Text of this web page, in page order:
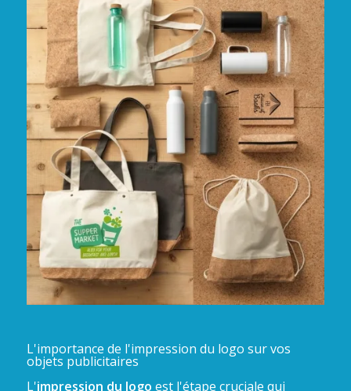
L'importance de l'impression du logo sur vos
objets publicitaires
L'impression du logo est l'étape cruciale qui